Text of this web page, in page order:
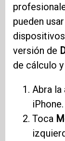
pueden
versión de
de cálculo y
Abra
iPhone.
Toca